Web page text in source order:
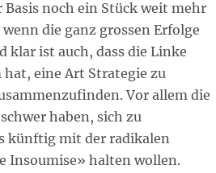
Basis noch ein Stück weit mehr
die ganz grossen Erfolge
klar ist auch, dass die Linke
eine Art Strategie zu
Vor allem die
haben, sich zu
künftig mit der radikalen
Insoumise» halten wollen.